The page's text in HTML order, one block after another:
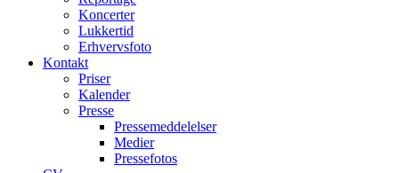
Koncerter
Lukkertid
Erhvervsfoto
Kontakt
Priser
Kalender
Presse
Pressemeddelelser
Medier
Pressefotos